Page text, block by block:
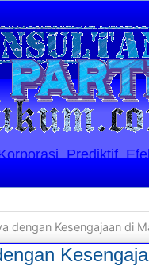
Prediktif,
dengan Kesengajaan di